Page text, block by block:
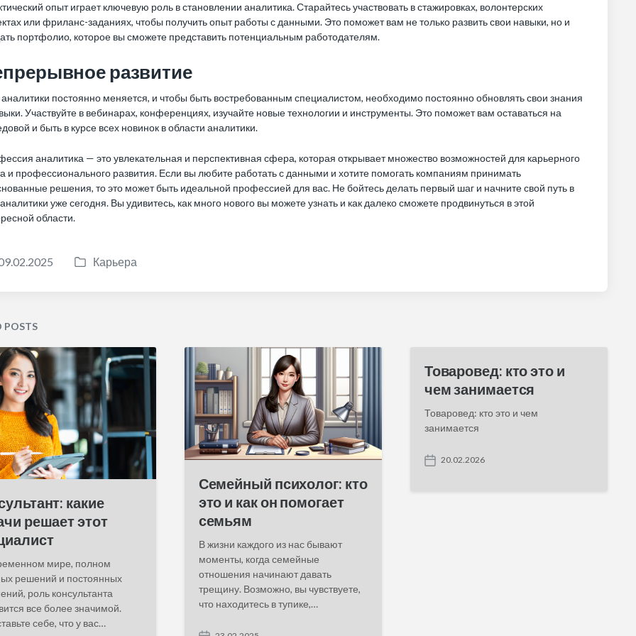
опыт играет ключевую роль в становлении аналитика. Старайтесь участвовать в стажировках, волонтерских
или фриланс-заданиях, чтобы получить опыт работы с данными. Это поможет вам не только развить свои навыки, но и
портфолио, которое вы сможете представить потенциальным работодателям.
развитие
постоянно меняется, и чтобы быть востребованным специалистом, необходимо постоянно обновлять свои знания
Участвуйте в вебинарах, конференциях, изучайте новые технологии и инструменты. Это поможет вам оставаться на
и быть в курсе всех новинок в области аналитики.
аналитика — это увлекательная и перспективная сфера, которая открывает множество возможностей для карьерного
и профессионального развития. Если вы любите работать с данными и хотите помогать компаниям принимать
решения, то это может быть идеальной профессией для вас. Не бойтесь делать первый шаг и начните свой путь в
уже сегодня. Вы удивитесь, как много нового вы можете узнать и как далеко сможете продвинуться в этой
области.
P
d
i
n
Карьера
POSTS
какие
решает этот
мире, полном
решений и постоянных
роль консультанта
все более значимой.
себе, что у вас…
Семейный психолог: кто
это и как он помогает
семьям
В жизни каждого из нас бывают
моменты, когда семейные
отношения начинают давать
трещину. Возможно, вы чувствуете,
что находитесь в тупике,…
Товаровед: кто это и
чем занимается
Товаровед: кто это и чем
занимается
P
20.02.2026